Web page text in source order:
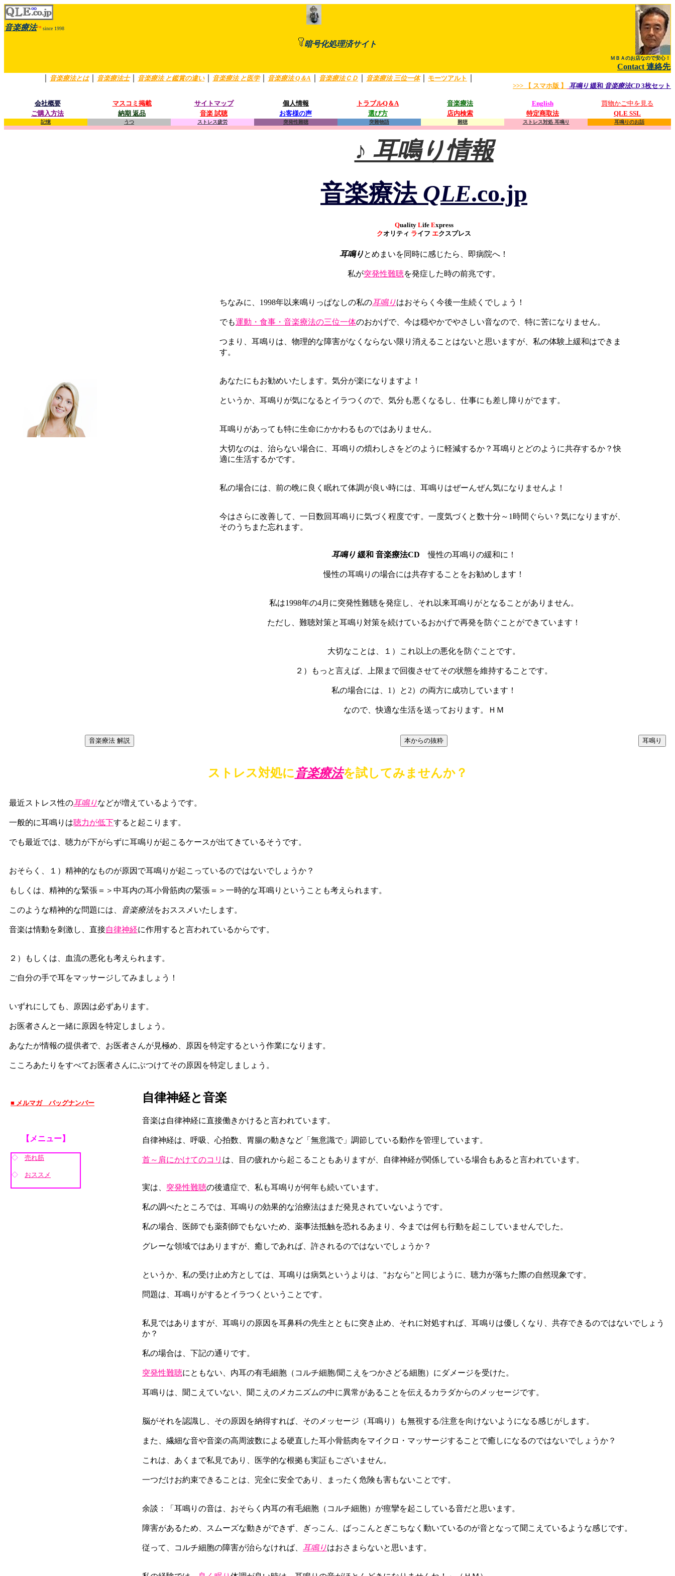
音楽療法+α since 1998
暗号化処理済サイト
ＭＢＡのお店なので安心！
Contact 連絡先
>>> 【 スマホ版 】 耳鳴り 緩和 音楽療法CD 3枚セット
音楽療法とは｜ 音楽療法士｜ 音楽療法 と鑑賞の違い｜ 音楽療法 と医学｜ 音楽療法 Q＆A 音楽療法ＣＤ 音楽療法 三位一体｜ モーツアルト
会社概要 マスコミ掲載 サイトマップ 個人情報 トラブルQ＆A 音楽療法 English
買物かご中を見る
ご購入方法
納期 返品 音楽 試聴 お客様の声 選び方 店内検索 特定商取法 QLE SSL
記憶 うつ ストレス疲労 突発性難聴 突難物語 難聴 ストレス対処 耳鳴り 耳鳴りのお話
♪ 耳鳴り情報
音楽療法 QLE.co.jp
Quality Life Express
クオリティ ライフ エクスプレス
耳鳴りとめまいを同時に感じたら、即病院へ！
私が突発性難聴を発症した時の前兆です。
ちなみに、1998年以来鳴りっぱなしの私の耳鳴りはおそらく今後一生続くでしょう！
でも運動・食事・音楽療法の三位一体のおかげで、今は穏やかでやさしい音なので、特に苦になりません。
つまり、耳鳴りは、物理的な障害がなくならない限り消えることはないと思いますが、私の体験上緩和はできま
す。
あなたにもお勧めいたします。気分が楽になりますよ！
というか、耳鳴りが気になるとイラつくので、気分も悪くなるし、仕事にも差し障りがでます。
耳鳴りがあっても特に生命にかかわるものではありません。
大切なのは、治らない場合に、耳鳴りの煩わしさをどのように軽減するか？耳鳴りとどのように共存するか？快
適に生活するかです。
私の場合には、前の晩に良く眠れて体調が良い時には、耳鳴りはぜーんぜん気になりませんよ！
今はさらに改善して、一日数回耳鳴りに気づく程度です。一度気づくと数十分～1時間ぐらい？気になりますが、
そのうちまた忘れます。
耳鳴り 緩和 音楽療法CD 慢性の耳鳴りの緩和に！
慢性の耳鳴りの場合には共存することをお勧めします！
私は1998年の4月に突発性難聴を発症し、それ以来耳鳴りがとなることがありません。
ただし、難聴対策と耳鳴り対策を続けているおかげで再発を防ぐことができています！
大切なことは、１）これ以上の悪化を防ぐことです。
２）もっと言えば、上限まで回復させてその状態を維持することです。
私の場合には、1）と2）の両方に成功しています！
なので、快適な生活を送っております。ＨＭ
ストレス対処に音楽療法を試してみませんか？
最近ストレス性の耳鳴りなどが増えているようです。
一般的に耳鳴りは聴力が低下すると起こります。
でも最近では、聴力が下がらずに耳鳴りが起こるケースが出てきているそうです。
おそらく、１）精神的なものが原因で耳鳴りが起こっているのではないでしょうか？
もしくは、精神的な緊張＝＞中耳内の耳小骨筋肉の緊張＝＞一時的な耳鳴りということも考えられます。
このような精神的な問題には、 音楽療法をおススメいたします。
音楽は情動を刺激し、直接自律神経に作用すると言われているからです。
２）もしくは、血流の悪化も考えられます。
ご自分の手で耳をマッサージしてみましょう！
いずれにしても、原因は必ずあります。
お医者さんと一緒に原因を特定しましょう。
あなたが情報の提供者で、お医者さんが見極め、原因を特定するという作業になります。
こころあたりをすべてお医者さんにぶつけてその原因を特定しましょう。
■ メルマガ バッグナンバー
【メニュー】
◇ 売れ筋
◇ おススメ
自律神経と音楽
音楽は自律神経に直接働きかけると言われています。
自律神経は、呼吸、心拍数、胃腸の動きなど「無意識で」調節している動作を管理しています。
首～肩にかけてのコリ は、目の疲れから起こることもありますが、自律神経が関係している場合もあると言われています。
実は、 突発性難聴の後遺症で、私も耳鳴りが何年も続いています。
私の調べたところでは、耳鳴りの効果的な治療法はまだ発見されていないようです。
私の場合、医師でも薬剤師でもないため、薬事法抵触を恐れるあまり、今までは何も行動を起こしていませんでした。
グレーな領域ではありますが、癒しであれば、許されるのではないでしょうか？
というか、私の受け止め方としては、耳鳴りは病気というよりは、"おなら"と同じように、聴力が落ちた際の自然現象です。
問題は、耳鳴りがするとイラつくということです。
私見ではありますが、耳鳴りの原因を耳鼻科の先生とともに突き止め、それに対処すれば、耳鳴りは優しくなり、共存できるのではないでしょう
か？
私の場合は、下記の通りです。
突発性難聴にともない、内耳の有毛細胞（コルチ細胞/聞こえをつかさどる細胞）にダメージを受けた。
耳鳴りは、聞こえていない、聞こえのメカニズムの中に異常があることを伝えるカラダからのメッセージです。
脳がそれを認識し、その原因を納得すれば、そのメッセージ（耳鳴り）も無視する/注意を向けないようになる感じがします。
また、繊細な音や音楽の高周波数による硬直した耳小骨筋肉をマイクロ・マッサージすることで癒しになるのではないでしょうか？
これは、あくまで私見であり、医学的な根拠も実証もございません。
一つだけお約束できることは、完全に安全であり、まったく危険も害もないことです。
余談：「耳鳴りの音は、おそらく内耳の有毛細胞（コルチ細胞）が痙攣を起こしている音だと思います。
障害があるため、スムーズな動きができず、ぎっこん、ばっこんとぎこちなく動いているのが音となって聞こえているような感じです。
従って、コルチ細胞の障害が治らなければ、 耳鳴りはおさまらないと思います。